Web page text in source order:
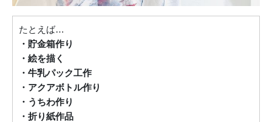
たとえば…
・貯金箱作り
・絵を描く
・牛乳パック工作
・アクアボトル作り
・うちわ作り
・折り紙作品